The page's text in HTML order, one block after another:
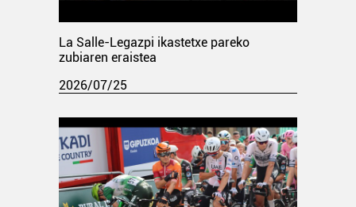
La Salle-Legazpi ikastetxe pareko
zubiaren eraistea
2026/07/25